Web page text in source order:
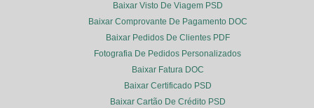
Baixar Visto De Viagem PSD
Baixar Comprovante De Pagamento DOC
Baixar Pedidos De Clientes PDF
Fotografia De Pedidos Personalizados
Baixar Fatura DOC
Baixar Certificado PSD
Baixar Cartão De Crédito PSD